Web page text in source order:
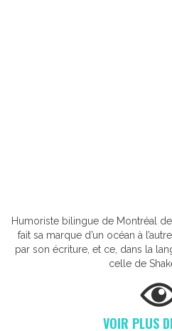
Humoriste bilingue de Montréal
fait sa marque d’un océan à
par son écriture, et ce, dans la
celle de
VOIR PLUS